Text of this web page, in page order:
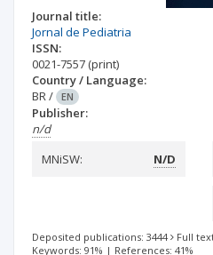
Journal title:
Jornal de Pediatria
ISSN:
0021-7557 (print)
Country / Language:
BR/ EN
Publisher:
n/d
MNiSW:
N/D
Deposited publications: 3444 Full
Keywords: 91% | References: 41%